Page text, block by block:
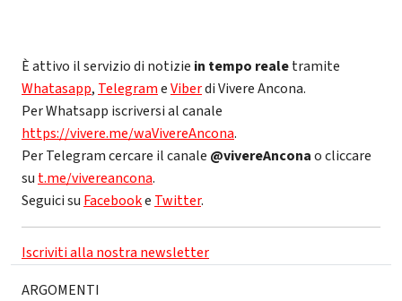
È attivo il servizio di notizie in tempo realetramite
Whatasapp, TelegrameViberdi Vivere Ancona.
Per Whatsapp iscriversi al canale
https://vivere.me/waVivereAncona.
Per Telegram cercare il canale @vivereAnconao cliccare
su t.me/vivereancona.
Seguici su Facebooke Twitter.
Iscriviti alla nostra newsletter
ARGOMENTI